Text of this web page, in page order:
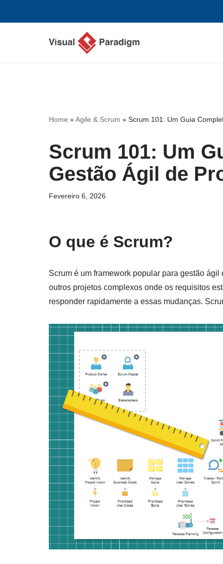
Home »Agile & Scrum » Scrum 101: Um Guia
Scrum 101: Um
Gestão Ágil de
Fevereiro 6, 2026
O que é Scrum?
Scrum é um framework popular para gestão
outros projetos complexos onde os requisitos
responder rapidamente a essas mudanças.